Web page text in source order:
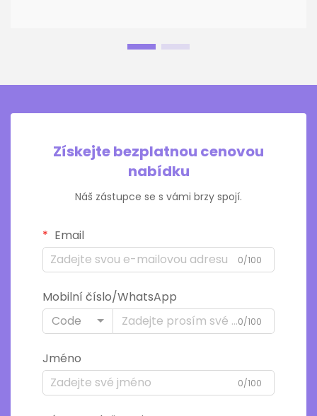
Získejte bezplatnou cenovou
nabídku
Náš zástupce se s vámi brzy spojí.
Email
0/100
Mobilní číslo/WhatsApp
Code
0/100
Jméno
0/100